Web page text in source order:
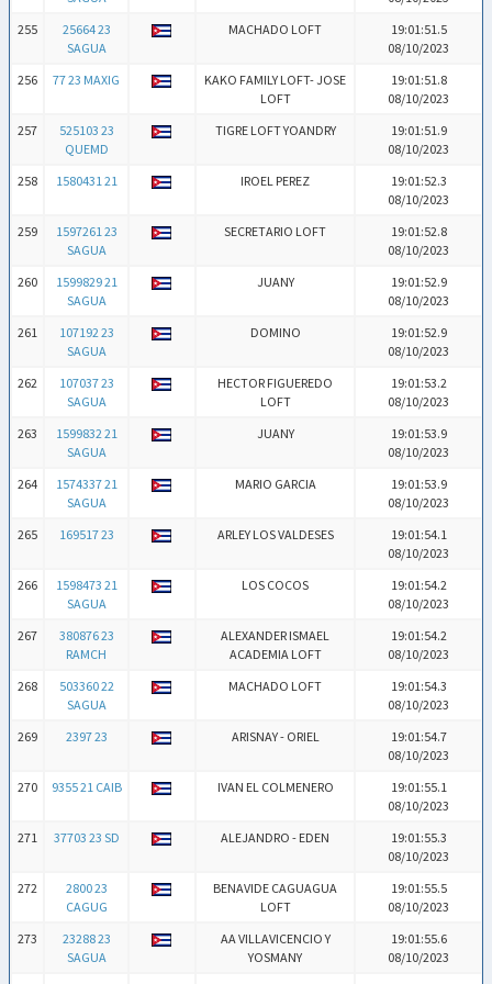
255
25664 23
SAGUA
MACHADO LOFT
19:01:51.5
08/10/2023
256
77 23 MAXIG
KAKO FAMILY LOFT- JOSE
LOFT
19:01:51.8
08/10/2023
257
525103 23
QUEMD
TIGRE LOFT YOANDRY
19:01:51.9
08/10/2023
258
1580431 21 IROEL PEREZ
19:01:52.3
08/10/2023
259
1597261 23
SAGUA
SECRETARIO LOFT
19:01:52.8
08/10/2023
260
1599829 21
SAGUA
JUANY
19:01:52.9
08/10/2023
261
107192 23
SAGUA
DOMINO
19:01:52.9
08/10/2023
262
107037 23
SAGUA
HECTOR FIGUEREDO
LOFT
19:01:53.2
08/10/2023
263
1599832 21
SAGUA
JUANY
19:01:53.9
08/10/2023
264
1574337 21
SAGUA
MARIO GARCIA
19:01:53.9
08/10/2023
265
169517 23 ARLEY LOS VALDESES
19:01:54.1
08/10/2023
266
1598473 21
SAGUA
LOS COCOS
19:01:54.2
08/10/2023
267
380876 23
RAMCH
ALEXANDER ISMAEL
ACADEMIA LOFT
19:01:54.2
08/10/2023
268
503360 22
SAGUA
MACHADO LOFT
19:01:54.3
08/10/2023
269
2397 23 ARISNAY - ORIEL
19:01:54.7
08/10/2023
270
9355 21 CAIB IVAN EL COLMENERO
19:01:55.1
08/10/2023
271
37703 23 SD ALEJANDRO - EDEN
19:01:55.3
08/10/2023
272
2800 23
CAGUG
BENAVIDE CAGUAGUA
LOFT
19:01:55.5
08/10/2023
273
23288 23
SAGUA
AA VILLAVICENCIO Y
YOSMANY
19:01:55.6
08/10/2023